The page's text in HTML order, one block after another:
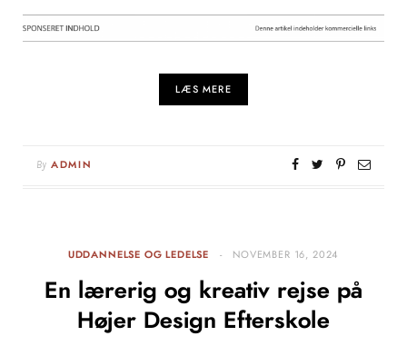
LÆS MERE
By ADMIN
UDDANNELSE OG LEDELSE NOVEMBER 16, 2024
En lærerig og kreativ rejse på
Højer Design Efterskole